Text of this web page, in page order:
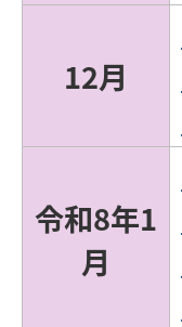
12月
令和8年1
月